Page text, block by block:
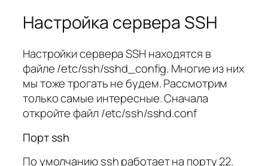
Настройка сервера SSH
Настройки сервера SSH находятся в
файле /etc/ssh/sshd_config. Многие из них
мы тоже трогать не будем. Рассмотрим
только самые интересные. Сначала
откройте файл /etc/ssh/sshd.conf
Порт ssh
По умолчанию ssh работает на порту 22.